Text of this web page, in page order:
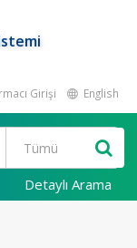
Girişi English
Detaylı Arama